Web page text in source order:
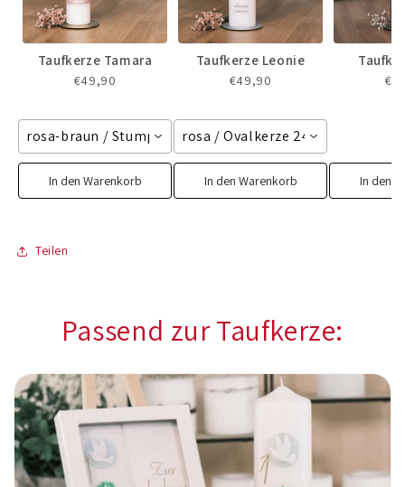
Taufkerze Tamara
€49,90
rosa-braun / Stumpenkerze 250/60 mm
In den Warenkorb
Taufkerze Leonie
€49,90
rosa / Ovalkerze 240/65 mm
In den Warenkorb In den
Teilen
Passend zur Taufkerze: